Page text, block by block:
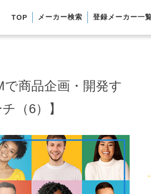
TOP メーカー検索 登録メーカー一
商品企画・開発す
（6）】